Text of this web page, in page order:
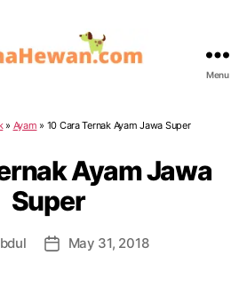
Menu
» Ayam » 10 Cara Ternak Ayam Jawa Super
Ayam Jawa
Super
PostMay 31, 2018